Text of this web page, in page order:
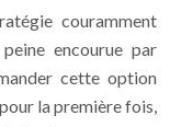
couramment
encourue par
cette option
la première fois,